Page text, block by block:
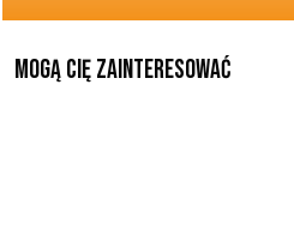
Mogą Cię zainteresować